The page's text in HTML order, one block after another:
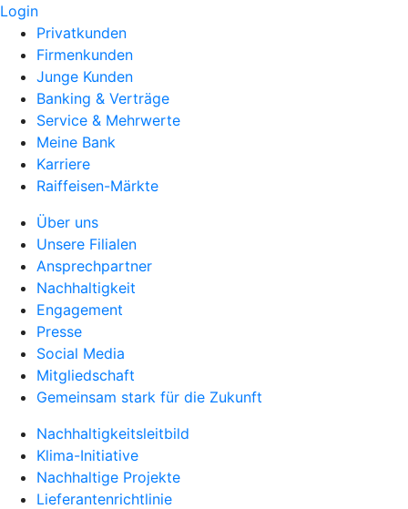
Login
Privatkunden
Firmenkunden
Junge Kunden
Banking & Verträge
Service & Mehrwerte
Meine Bank
Karriere
Raiffeisen-Märkte
Über uns
Unsere Filialen
Ansprechpartner
Nachhaltigkeit
Engagement
Presse
Social Media
Mitgliedschaft
Gemeinsam stark für die Zukunft
Nachhaltigkeitsleitbild
Klima-Initiative
Nachhaltige Projekte
Lieferantenrichtlinie